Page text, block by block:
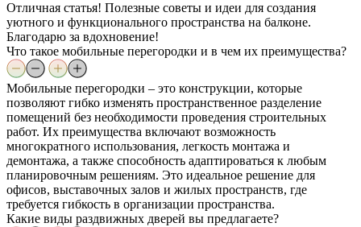
Отличная статья! Полезные советы и идеи для создания
уютного и функционального пространства на балконе.
Благодарю за вдохновение!
Что такое мобильные перегородки и в чем их преимущества?
Мобильные перегородки – это конструкции, которые
позволяют гибко изменять пространственное разделение
помещений без необходимости проведения строительных
работ. Их преимущества включают возможность
многократного использования, легкость монтажа и
демонтажа, а также способность адаптироваться к любым
планировочным решениям. Это идеальное решение для
офисов, выставочных залов и жилых пространств, где
требуется гибкость в организации пространства.
Какие виды раздвижных дверей вы предлагаете?